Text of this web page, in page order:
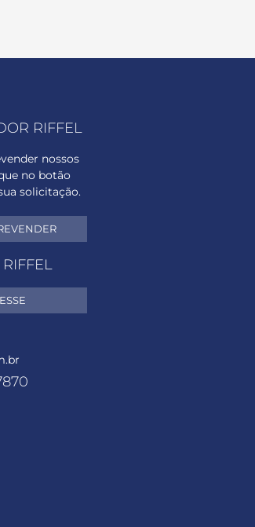
RIFFEL
nossos
no botão
solicitação.